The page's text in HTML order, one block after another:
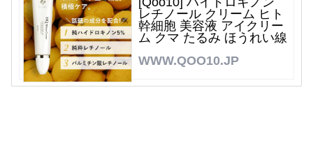
レチノール クリーム ヒト
幹細胞 美容液 アイクリー
ム クマ たるみ ほうれい線
WWW.QOO10.JP